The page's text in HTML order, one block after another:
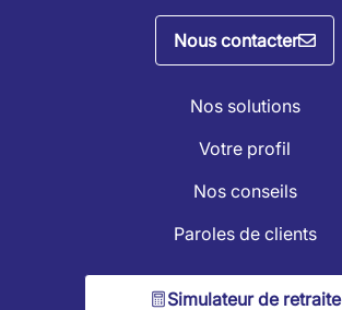
Nous contacter
Nos solutions
Votre profil
Nos conseils
Paroles de clients
Simulateur de retraite